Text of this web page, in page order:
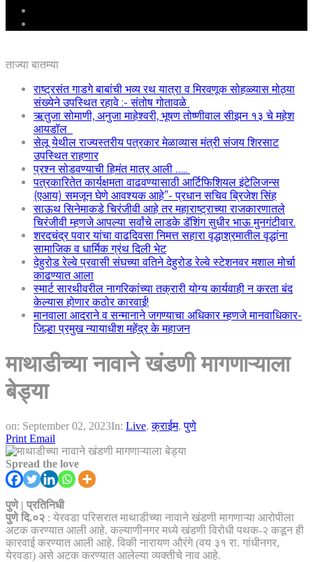
ताज्या बातम्या
राष्ट्रसंत गाडगे बाबांची भव्य रथ यात्रा व मिरवणूक सोहळ्यास मोठ्या
संख्येने उपस्थित रहावे :- संतोष गोतावळे
ऋतुजा सोमाणी, अनुजा माहेश्वरी, भूषण तोष्णीवाल सीझन १३ चे महेश
आयडॉल
सेलू येथील राज्यस्तरीय पत्रकार मेळाव्यास मंत्री संजय शिरसाट
उपस्थित राहणार
प्रश्न सोडवण्याची हिमंत मात्र आली …..
पत्रकारितेत कार्यक्षमता वाढवण्यासाठी आर्टिफिशियल इंटेलिजन्स
(एआय) समजून घेणे आवश्यक आहे”- प्रधान सचिव ब्रिजेश सिंह
साऊथ सिनेमाकडे चिरंजीवी आहे तर महाराष्ट्राच्या राजकारणातले
चिरंजीवी म्हणजे आपल्या सर्वांचे लाडके डॅशिंग सुधीर भाऊ मुनगंटीवार.
शरदचंद्र पवार यांचा वाढदिवसा निमत्त सहारा वृद्धाश्रमातील वृद्धांना
सामाजिक व धार्मिक ग्रंथ दिली भेट
देहुरोड रेल्वे प्रवासी संघच्या वतिने देहुरोड रेल्वे स्टेशनवर मशाल मोर्चा
काढण्यात आला
स्मार्ट सारथीवरील नागरिकांच्या तक्रारी योग्य कार्यवाही न करता बंद
केल्यास होणार कठोर कारवाई!
मानवाला आदराने व सन्मानाने जगण्याचा अधिकार म्हणजे मानवाधिकार-
जिल्हा प्रमुख न्यायाधीश महेंद्र के महाजन
माथाडीच्या नावाने खंडणी मागणाऱ्याला
बेड्या
on: September 02, 2023In: Live,क्राईम,पुणे
Print Email
Spread the love
पुणे | प्रतिनिधी
पुणे दि.०२ : येरवडा परिसरात माथाडीच्या नावाने खंडणी मागणाऱ्या आरोपीला
अटक करण्यात आली आहे. कल्याणीनगर मध्ये खंडणी विरोधी पथक-२ कडून ही
कारवाई करण्यात आली आहे. विकी नारायण औरंगे (वय ३१ रा. गांधीनगर,
येरवडा) असे अटक करण्यात आलेल्या व्यक्तीचे नाव आहे.